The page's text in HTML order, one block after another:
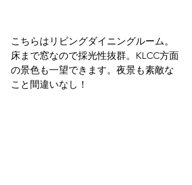
こちらはリビングダイニングルーム。
床まで窓なので採光性抜群。KLCC方面
の景色も一望できます。夜景も素敵な
こと間違いなし！